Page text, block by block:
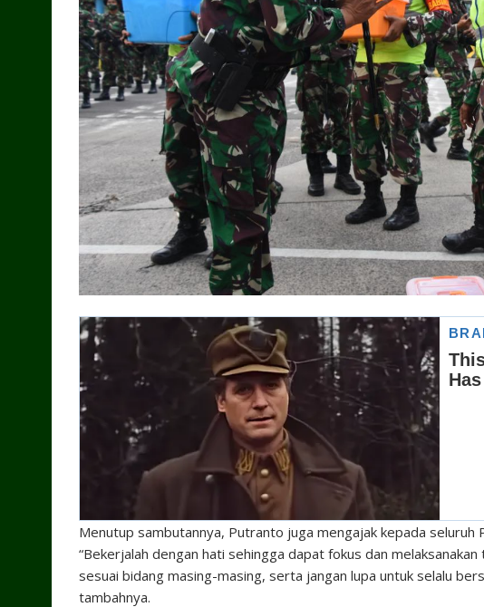
Menutup sambutannya, Putranto juga mengajak kepada seluruh
“Bekerjalah dengan hati sehingga dapat fokus dan
sesuai bidang masing-masing, serta jangan lupa untuk selalu
tambahnya.